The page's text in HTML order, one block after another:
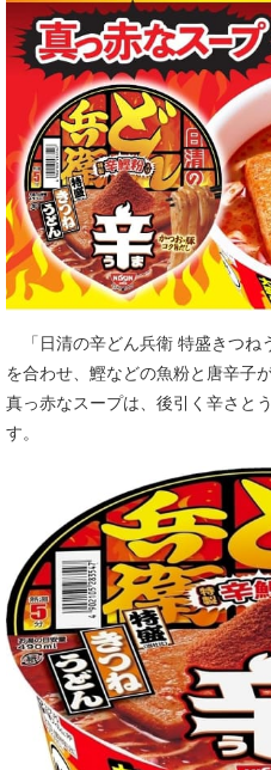
「日清の辛どん兵衛 特盛きつね
を合わせ、鰹などの魚粉と唐辛子
真っ赤なスープは、後引く辛さと
す。